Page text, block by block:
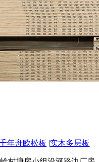
年舟欧松板 |实木多层板